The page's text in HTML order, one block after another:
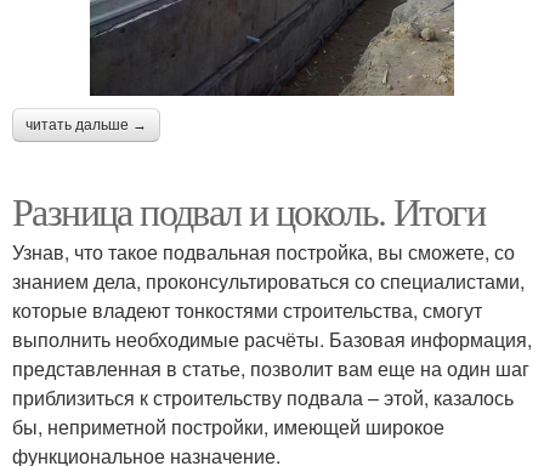
читать дальше →
Разница подвал и цоколь. Итоги
Узнав, что такое подвальная постройка, вы сможете, со
знанием дела, проконсультироваться со специалистами,
которые владеют тонкостями строительства, смогут
выполнить необходимые расчёты. Базовая информация,
представленная в статье, позволит вам еще на один шаг
приблизиться к строительству подвала – этой, казалось
бы, неприметной постройки, имеющей широкое
функциональное назначение.